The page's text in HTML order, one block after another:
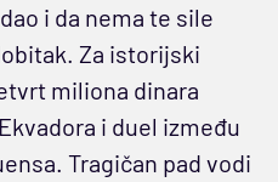
i da nema te sile
Za istorijski
miliona dinara
i duel između
Tragičan pad vodi